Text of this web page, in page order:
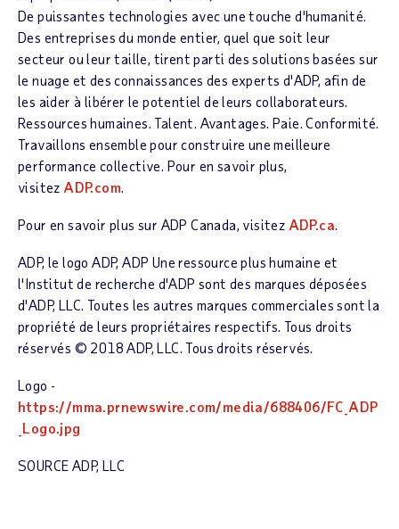
De puissantes technologies avec une touche d'humanité.
Des entreprises du monde entier, quel que soit leur
secteur ou leur taille, tirent parti des solutions basées sur
le nuage et des connaissances des experts d'ADP, afin de
les aider à libérer le potentiel de leurs collaborateurs.
Ressources humaines. Talent. Avantages. Paie. Conformité.
Travaillons ensemble pour construire une meilleure
performance collective. Pour en savoir plus,
visitez ADP.com.
Pour en savoir plus sur ADP Canada, visitez ADP.ca.
ADP, le logo ADP, ADP Une ressource plus humaine et
l'Institut de recherche d'ADP sont des marques déposées
d'ADP, LLC. Toutes les autres marques commerciales sont la
propriété de leurs propriétaires respectifs. Tous droits
réservés © 2018 ADP, LLC. Tous droits réservés.
Logo -
https://mma.prnewswire.com/media/688406/FC_ADP
_Logo.jpg
SOURCE ADP, LLC